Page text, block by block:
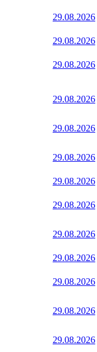
29.08.2026
29.08.2026
29.08.2026
29.08.2026
29.08.2026
29.08.2026
29.08.2026
29.08.2026
29.08.2026
29.08.2026
29.08.2026
29.08.2026
29.08.2026